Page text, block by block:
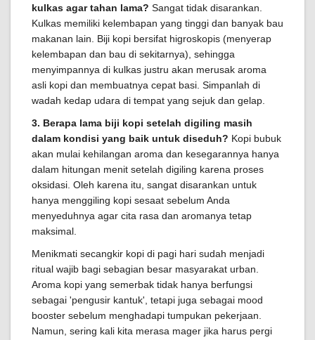
kulkas agar tahan lama? Sangat tidak disarankan.
Kulkas memiliki kelembapan yang tinggi dan banyak bau
makanan lain. Biji kopi bersifat higroskopis (menyerap
kelembapan dan bau di sekitarnya), sehingga
menyimpannya di kulkas justru akan merusak aroma
asli kopi dan membuatnya cepat basi. Simpanlah di
wadah kedap udara di tempat yang sejuk dan gelap.
3. Berapa lama biji kopi setelah digiling masih
dalam kondisi yang baik untuk diseduh? Kopi bubuk
akan mulai kehilangan aroma dan kesegarannya hanya
dalam hitungan menit setelah digiling karena proses
oksidasi. Oleh karena itu, sangat disarankan untuk
hanya menggiling kopi sesaat sebelum Anda
menyeduhnya agar cita rasa dan aromanya tetap
maksimal.
Menikmati secangkir kopi di pagi hari sudah menjadi
ritual wajib bagi sebagian besar masyarakat urban.
Aroma kopi yang semerbak tidak hanya berfungsi
sebagai 'pengusir kantuk', tetapi juga sebagai mood
booster sebelum menghadapi tumpukan pekerjaan.
Namun, sering kali kita merasa mager jika harus pergi